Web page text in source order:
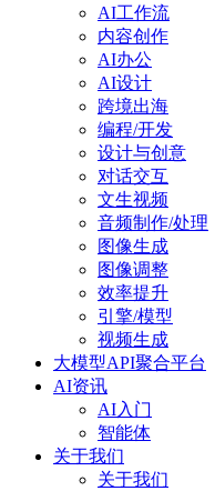
AI工作流
内容创作
AI办公
AI设计
跨境出海
编程/开发
设计与创意
对话交互
文生视频
音频制作/处理
图像生成
图像调整
效率提升
引擎/模型
视频生成
大模型API聚合平台
AI资讯
AI入门
智能体
关于我们
关于我们